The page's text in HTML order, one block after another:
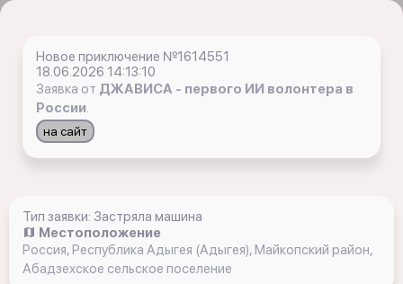
Новое приключение №1614551
18.06.2026 14:13:10
Заявка от ДЖАВИСА - первого ИИ волонтера в
России.
на сайт
Тип заявки: Застряла машина
Местоположение
Россия, Республика Адыгея (Адыгея), Майкопский район,
Абадзехское сельское поселение